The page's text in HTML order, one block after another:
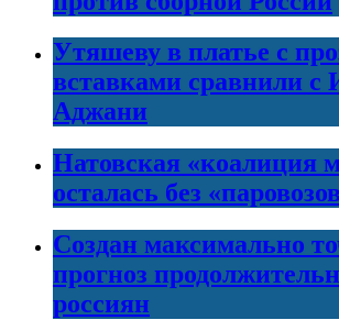
Утяшеву в платье с
вставками сравнили с
Аджани
Натовская «коалиция
осталась без
Создан максимально
прогноз
россиян